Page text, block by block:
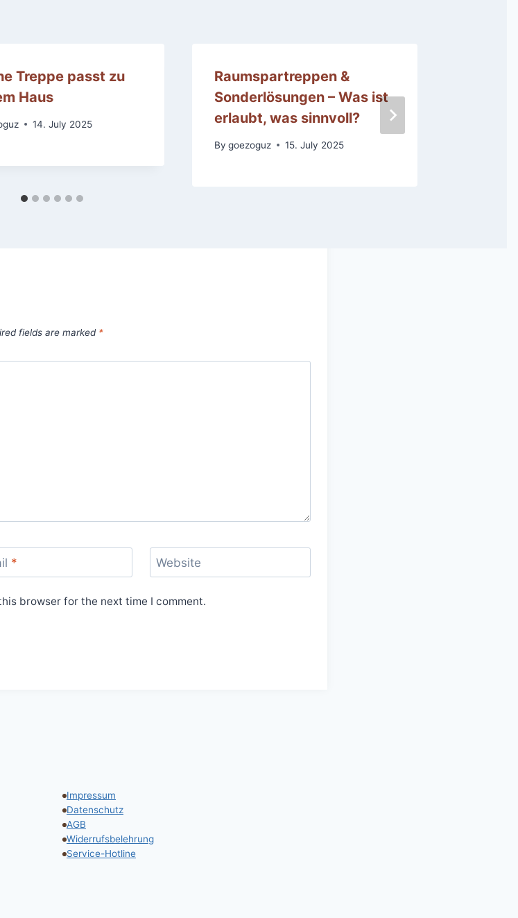
Treppe passt zu
Haus
14. July 2025
Raumspartreppen &
Sonderlösungen – Was ist
erlaubt, was sinnvoll?
By goezoguz 15. July 2025
fields are marked *
* Website
browser for the next time I comment.
Impressum
Datenschutz
AGB
Widerrufsbelehrung
Service-Hotline